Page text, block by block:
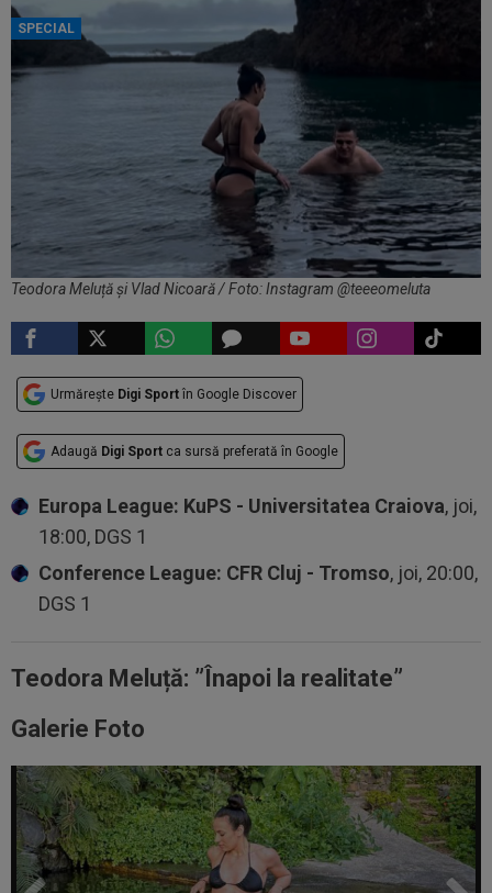
SPECIAL
Teodora Meluță și Vlad Nicoară / Foto: Instagram @teeeomeluta
Urmărește Digi Sport în Google Discover
Adaugă Digi Sport ca sursă preferată în Google
Europa League: KuPS - Universitatea Craiova, joi,
18:00, DGS 1
Conference League: CFR Cluj - Tromso, joi, 20:00,
DGS 1
Teodora Meluță: ”Înapoi la realitate”
Galerie Foto